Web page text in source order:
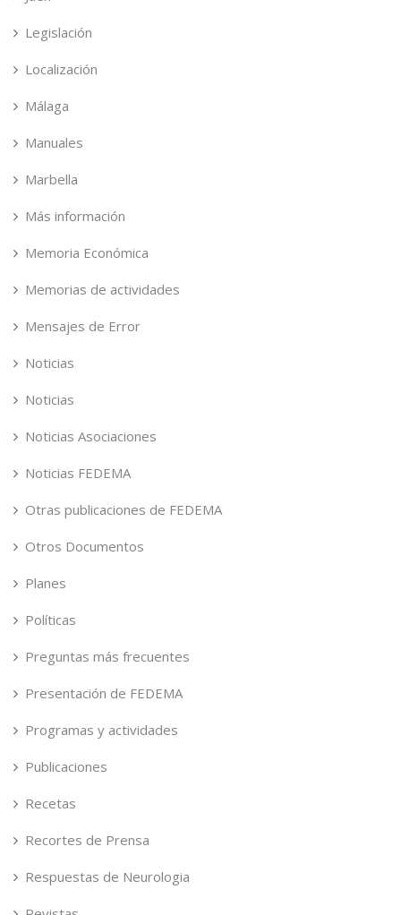
Legislación
Localización
Málaga
Manuales
Marbella
Más información
Memoria Económica
Memorias de actividades
Mensajes de Error
Noticias
Noticias
Noticias Asociaciones
Noticias FEDEMA
Otras publicaciones de FEDEMA
Otros Documentos
Planes
Políticas
Preguntas más frecuentes
Presentación de FEDEMA
Programas y actividades
Publicaciones
Recetas
Recortes de Prensa
Respuestas de Neurologia